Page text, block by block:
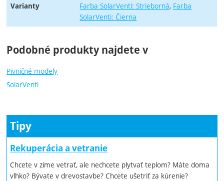
Varianty Farba SolarVenti: Strieborná Farba
SolarVenti: Čierna
Podobné produkty najdete v
Pivničné modely
SolarVenti
Tipy
Rekuperácia a vetranie
Chcete v zime vetrať, ale nechcete plytvať teplom? Máte doma
vlhko? Bývate v drevostavbe? Chcete ušetriť za kúrenie?